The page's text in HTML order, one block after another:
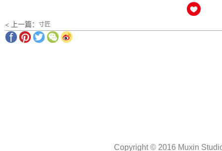
< 上一篇： 寸匠
Copyright © 2016 Muxin